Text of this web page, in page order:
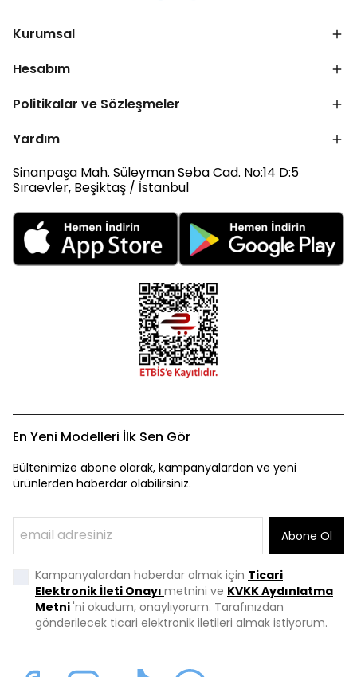
Kurumsal
Hesabım
Politikalar ve Sözleşmeler
Yardım
Sinanpaşa Mah. Süleyman Seba Cad. No:14 D:5
Sıraevler, Beşiktaş / İstanbul
En Yeni Modelleri İlk Sen Gör
Bültenimize abone olarak, kampanyalardan ve yeni
ürünlerden haberdar olabilirsiniz.
Abone Ol
Kampanyalardan haberdar olmak için Ticari
Elektronik İleti Onayı metnini ve KVKK Aydınlatma
Metni'ni okudum, onaylıyorum. Tarafınızdan
gönderilecek ticari elektronik iletileri almak istiyorum.